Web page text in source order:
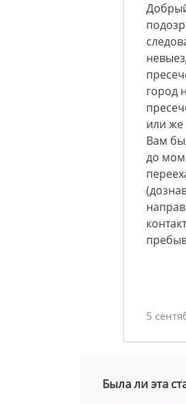
город
или же
Вам
до
5
Была ли эта